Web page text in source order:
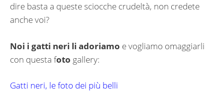
dire basta a queste sciocche crudeltà, non credete
anche voi?
Noi i gatti neri li adoriamo e vogliamo omaggiarli
con questa foto gallery:
Gatti neri, le foto dei più belli